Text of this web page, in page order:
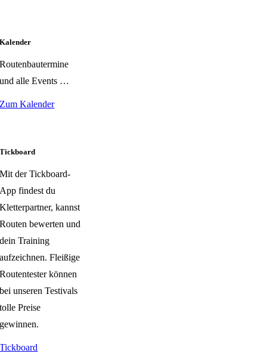
Kalender
Routenbautermine
und alle Events …
Zum Kalender
Tickboard
Mit der Tickboard-
App findest du
Kletterpartner, kannst
Routen bewerten und
dein Training
aufzeichnen. Fleißige
Routentester können
bei unseren Testivals
tolle Preise
gewinnen.
Tickboard